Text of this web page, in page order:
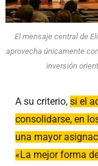
El mensaje central de
aprovecha únicamente
inversión
A su criterio, si el
consolidarse, en
una mayor
«La mejor forma